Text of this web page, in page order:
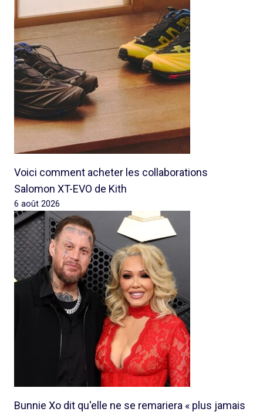
Voici comment acheter les collaborations
Salomon XT-EVO de Kith
6 août 2026
Bunnie Xo dit qu'elle ne se remariera « plus jamais